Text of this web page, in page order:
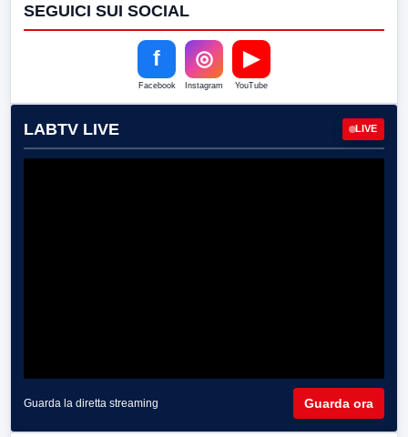
SEGUICI SUI SOCIAL
f
Facebook
◎
Instagram
▶
YouTube
LABTV LIVE LIVE
Guarda la diretta streaming Guarda ora